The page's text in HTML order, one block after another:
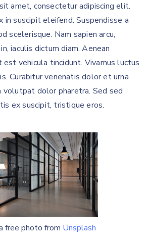
amet, consectetur adipiscing elit.
in suscipit eleifend. Suspendisse a
scelerisque. Nam sapien arcu,
iaculis dictum diam. Aenean
vehicula tincidunt. Vivamus luctus
Curabitur venenatis dolor et urna
volutpat dolor pharetra. Sed sed
ex suscipit, tristique eros.
free photo from Unsplash